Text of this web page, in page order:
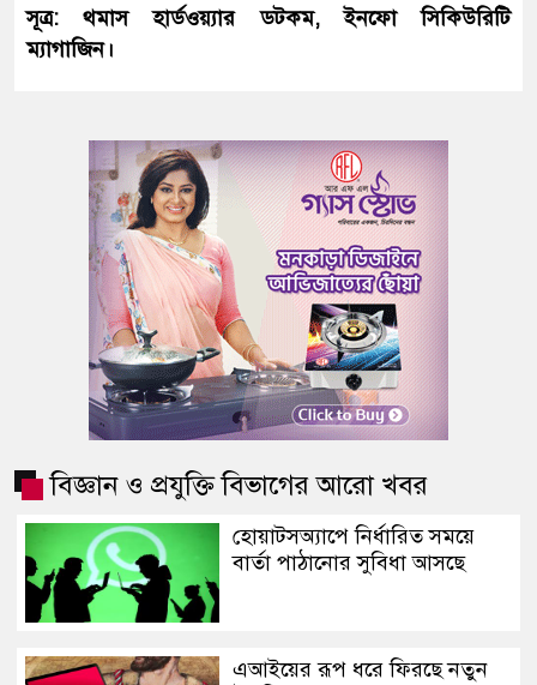
সূত্র: থমাস হার্ডওয়্যার ডটকম, ইনফো সিকিউরিটি
ম্যাগাজিন।
বিজ্ঞান ও প্রযুক্তি বিভাগের আরো খবর
হোয়াটসঅ্যাপে নির্ধারিত সময়ে
বার্তা পাঠানোর সুবিধা আসছে
এআইয়ের রূপ ধরে ফিরছে নতুন